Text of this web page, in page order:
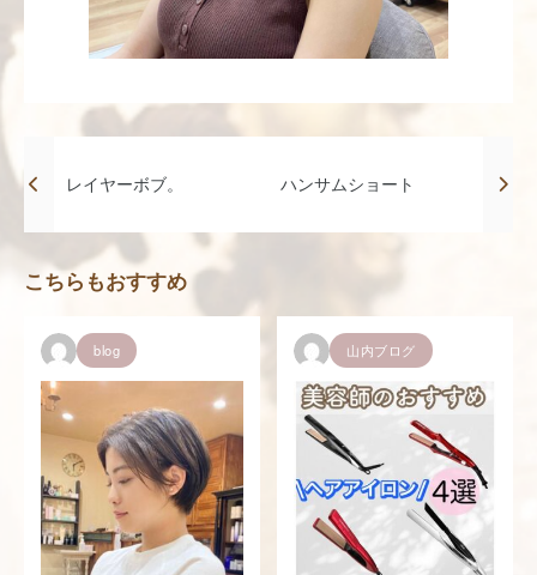
レイヤーボブ。 ハンサムショート
こちらもおすすめ
blog 山内ブログ